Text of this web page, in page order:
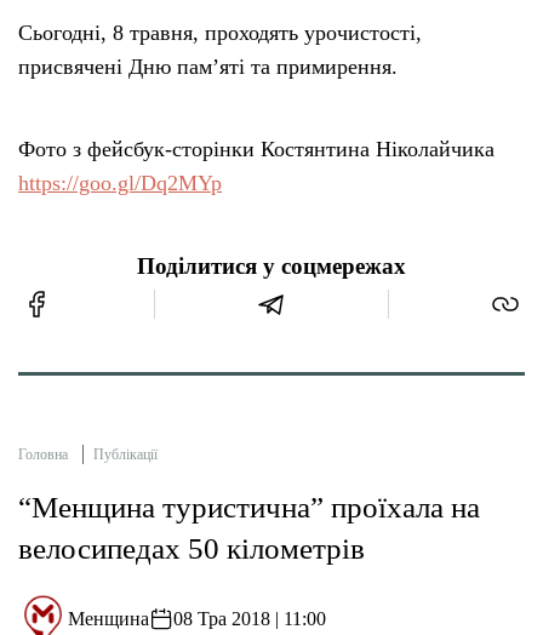
Підтримати «місцевих»
Редакційна політика
Сьогодні, 8 травня, проходять урочистості,
присвячені Дню пам’яті та примирення.
Фото з фейсбук-сторінки Костянтина Ніколайчика
https://goo.gl/Dq2MYp
Поділитися у соцмережах
Головна Публікації
“Менщина туристична” проїхала на
велосипедах 50 кілометрів
Менщина 08 Тра 2018 | 11:00